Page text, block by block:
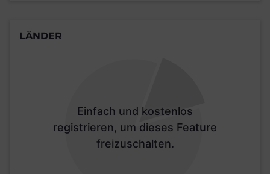
LÄNDER
Einfach und kostenlos
registrieren, um dieses Feature
freizuschalten.